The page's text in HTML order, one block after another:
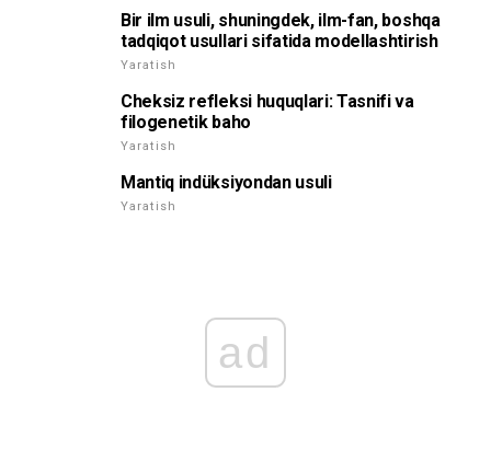
Bir ilm usuli, shuningdek, ilm-fan, boshqa
tadqiqot usullari sifatida modellashtirish
Yaratish
Cheksiz refleksi huquqlari: Tasnifi va
filogenetik baho
Yaratish
Mantiq indüksiyondan usuli
Yaratish
ad